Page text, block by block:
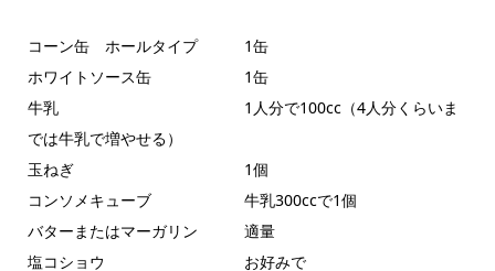
コーン缶 ホールタイプ 1缶
ホワイトソース缶 1缶
牛乳 1人分で100cc（4人分くらいま
では牛乳で増やせる）
玉ねぎ 1個
コンソメキューブ 牛乳300ccで1個
バターまたはマーガリン 適量
塩コショウ お好みで